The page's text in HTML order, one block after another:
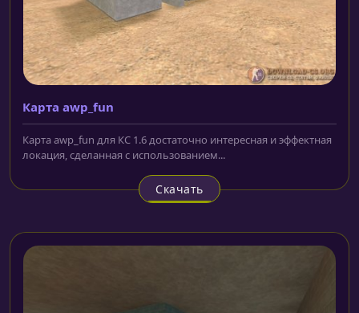
Карта awp_fun
Карта awp_fun для КС 1.6 достаточно интересная и эффектная
локация, сделанная с использованием...
Скачать